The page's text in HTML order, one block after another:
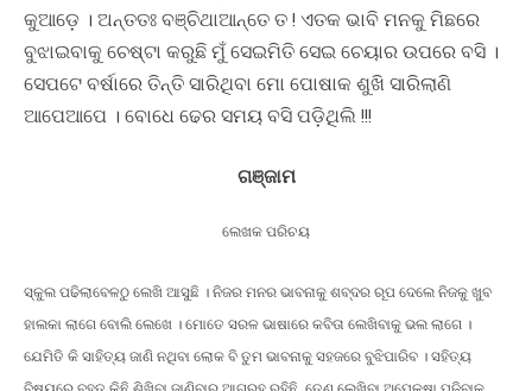
କୁଆଡ଼େ । ଅନ୍ତତଃ ବଞ୍ଚିଥାଆନ୍ତେ ତ ! ଏତକ ଭାବି ମନକୁ ମିଛରେ
ବୁଝାଇବାକୁ ଚେଷ୍ଟା କରୁଛି ମୁଁ ସେଇମିତି ସେଇ ଚେୟାର ଉପରେ ବସି ।
ସେପଟେ ବର୍ଷାରେ ତିନ୍ତି ସାରିଥିବା ମୋ ପୋଷାକ ଶୁଖି ସାରିଲାଣି
ଆପେଆପେ । ବୋଧେ ଢେର ସମୟ ବସି ପଡ଼ିଥିଲି !!!
ଗଞ୍ଜାମ
ଲେଖକ ପରିଚୟ
ସ୍କୁଲ ପଢିଲାବେଳଠୁ ଲେଖି ଆସୁଛି । ନିଜର ମନର ଭାବନାକୁ ଶବ୍ଦର ରୂପ ଦେଲେ ନିଜକୁ ଖୁବ
ହାଲକା ଲାଗେ ବୋଲି ଲେଖେ । ମୋତେ ସରଳ ଭାଷାରେ କବିତା ଲେଖିବାକୁ ଭଲ ଲାଗେ ।
ଯେମିତି କି ସାହିତ୍ୟ ଜାଣି ନଥିବା ଲୋକ ବି ତୁମ ଭାବନାକୁ ସହଜରେ ବୁଝିପାରିବ । ସହିତ୍ୟ